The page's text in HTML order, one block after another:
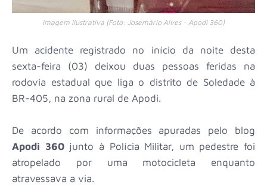
Imagem ilustrativa (Foto: Josemário Alves - Apodi 360)
Um acidente registrado no início da noite desta
sexta-feira (03) deixou duas pessoas feridas na
rodovia estadual que liga o distrito de Soledade à
BR-405, na zona rural de Apodi.
De acordo com informações apuradas pelo blog
Apodi 360junto à Polícia Militar, um pedestre foi
atropelado por uma motocicleta enquanto
atravessava a via.